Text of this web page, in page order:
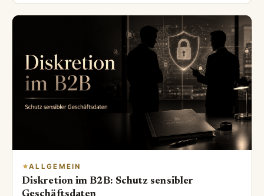
ALLGEMEIN
Diskretion im B2B: Schutz sensibler